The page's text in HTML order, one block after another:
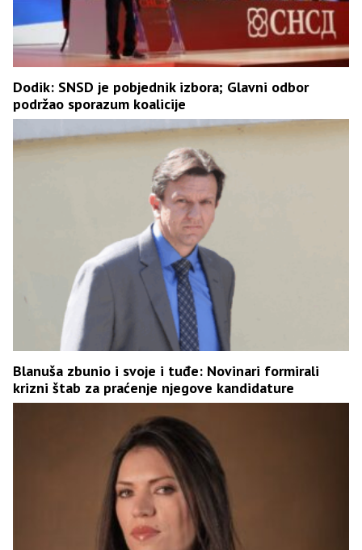
Dodik: SNSD je pobjednik izbora; Glavni odbor
podržao sporazum koalicije
Blanuša zbunio i svoje i tuđe: Novinari formirali
krizni štab za praćenje njegove kandidature